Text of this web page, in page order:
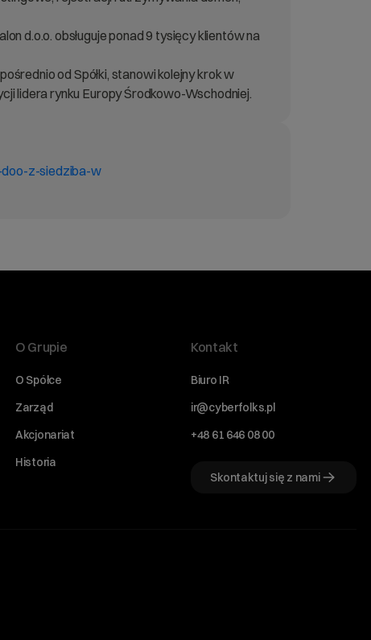
d.o.o. obsługuje ponad 9 tysięcy klientów na
od Spółki, stanowi kolejny krok w
lidera rynku Europy Środkowo-Wschodniej.
z-siedziba-w
O Grupie
O Spółce
Zarząd
Akcjonariat
Historia
Kontakt
Biuro IR
ir@cyberfolks.pl
+48 61 646 08 00
Skontaktuj się z nami